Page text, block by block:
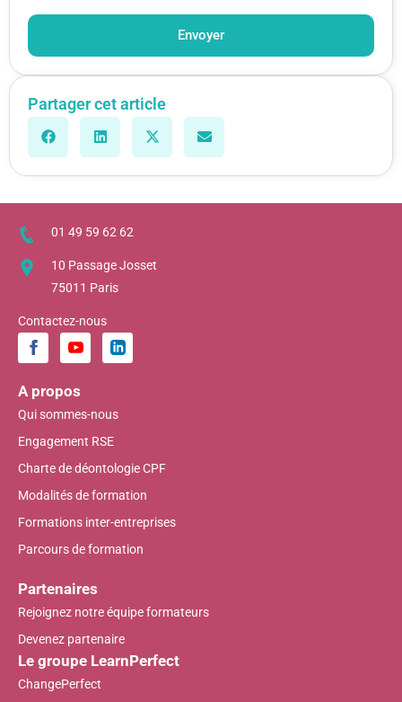
Envoyer
Partager cet article
01 49 59 62 62
10 Passage Josset
75011 Paris
Contactez-nous
A propos
Qui sommes-nous
Engagement RSE
Charte de déontologie CPF
Modalités de formation
Formations inter-entreprises
Parcours de formation
Partenaires
Rejoignez notre équipe formateurs
Devenez partenaire
Le groupe LearnPerfect
ChangePerfect